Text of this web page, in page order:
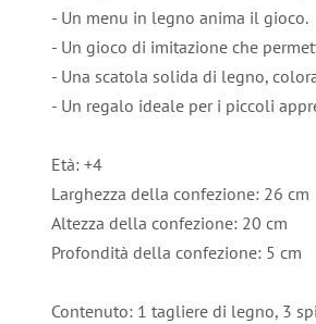
- Un menu in legno anima il gioco.
- Un gioco di imitazione che
- Una scatola solida di legno,
- Un regalo ideale per i piccoli
Età: +4
Larghezza della confezione: 26 cm
Altezza della confezione: 20 cm
Profondità della confezione: 5 cm
Contenuto: 1 tagliere di legno, 3